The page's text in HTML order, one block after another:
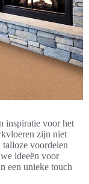
inspiratie voor het
zijn niet
voordelen
ideeën voor
een unieke touch